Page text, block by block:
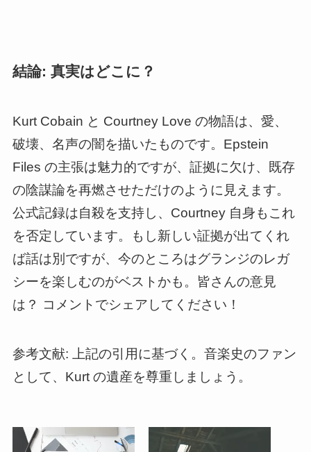
結論: 真実はどこに？
Kurt Cobain と Courtney Love の物語は、愛、
破壊、名声の闇を描いたものです。Epstein
Files の主張は魅力的ですが、証拠に欠け、既存
の陰謀論を再燃させただけのように見えます。
公式記録は自殺を支持し、Courtney 自身もこれ
を否定しています。もし新しい証拠が出てくれ
ば話は別ですが、今のところはグランジのレガ
シーを楽しむのがベストかも。皆さんの意見
は？ コメントでシェアしてください！
参考文献: 上記の引用に基づく。音楽史のファン
として、Kurt の遺産を尊重しましょう。